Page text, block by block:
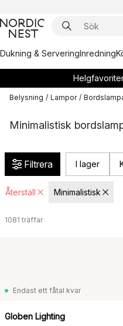
Dukning & ServeringInredning
Belysning / Lampor /
Minimalistisk
Filtrera I lager
Återställ Minimalistisk
1081 träffar
Endast ett fåtal kvar
Globen Lighting